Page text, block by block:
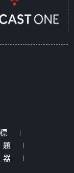
|
題
|
器
|